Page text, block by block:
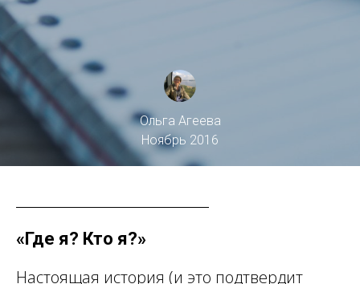
Ольга Агеева
Ноябрь 2016
«Где я? Кто я?»
Настоящая история (и это подтвердит